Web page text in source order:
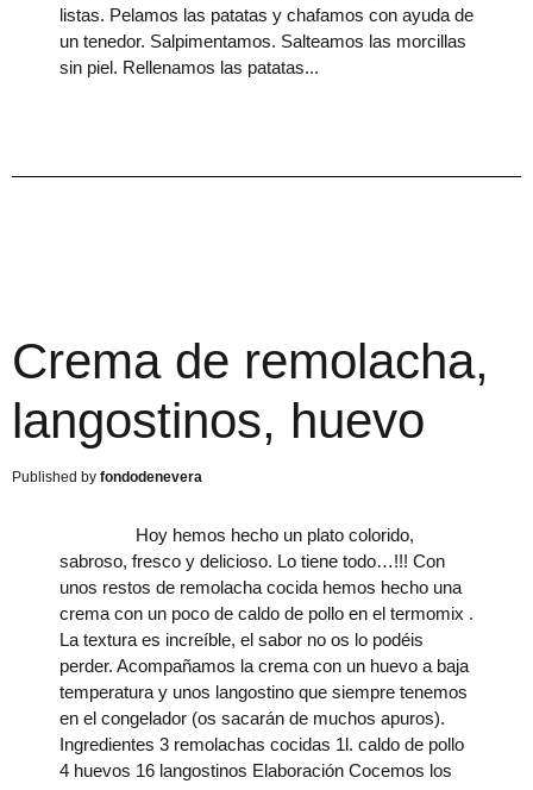
listas. Pelamos las patatas y chafamos con ayuda de
un tenedor. Salpimentamos. Salteamos las morcillas
sin piel. Rellenamos las patatas
Crema de remolacha,
langostinos, huevo
fondodenevera
Hoy hemos hecho un plato colorido,
sabroso, fresco y delicioso. Lo tiene todo…!!! Con
unos restos de remolacha cocida hemos hecho una
crema con un poco de caldo de pollo en el termomix .
La textura es increíble, el sabor no os lo podéis
perder. Acompañamos la crema con un huevo a baja
temperatura y unos langostino que siempre tenemos
en el congelador (os sacarán de muchos apuros).
Ingredientes 3 remolachas cocidas 1l. caldo de pollo
4 huevos 16 langostinos Elaboración Cocemos los